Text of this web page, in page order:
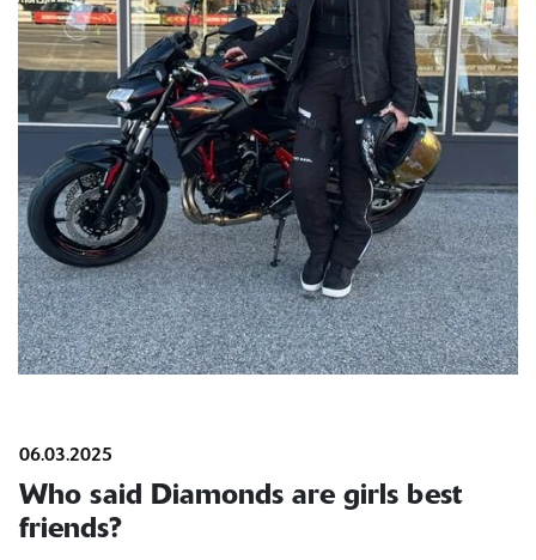
06.03.2025
Who said Diamonds are girls best
friends?